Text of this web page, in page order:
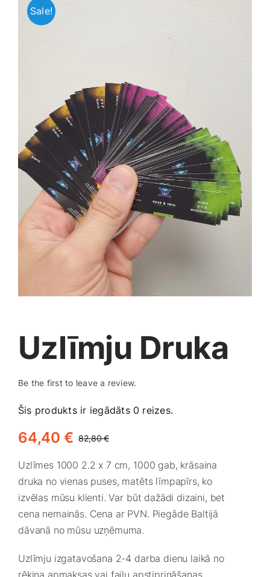
Jaunākie pārdevēji
Mājai un remontam
Mājražotājiem
Mājsaimniecības preces
Mēbeles un interjers
Medicīnas preces
Pakalpojumi
Preces birojam
Preces pieaugušajiem
Rotaļlietas, bērnu preces
Smaržas, kosmētika
Sale!
Uzlīmju Druka
Be the first to leave a review.
Šis produkts ir iegādāts 0 reizes.
82,80€Original
price
was:
82,80 €.
64,40 €
Current
price
is:
64,40 €.
Uzlīmes 1000 2.2 x 7 cm, 1000 gab, krāsaina
druka no vienas puses, matēts līmpapīrs, ko
izvēlas mūsu klienti. Var būt dažādi dizaini, bet
cena nemainās. Cena ar PVN. Piegāde Baltijā
dāvanā no mūsu uzņēmuma.
Uzlīmju izgatavošana 2-4 darba dienu laikā no